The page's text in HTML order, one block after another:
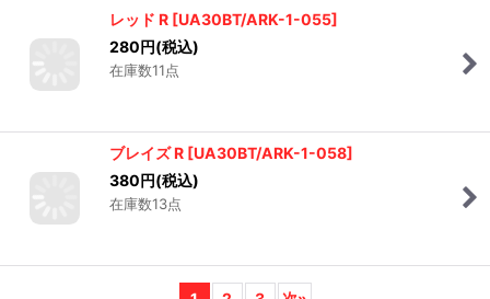
在庫数12点
280円(税込)
在庫数11点